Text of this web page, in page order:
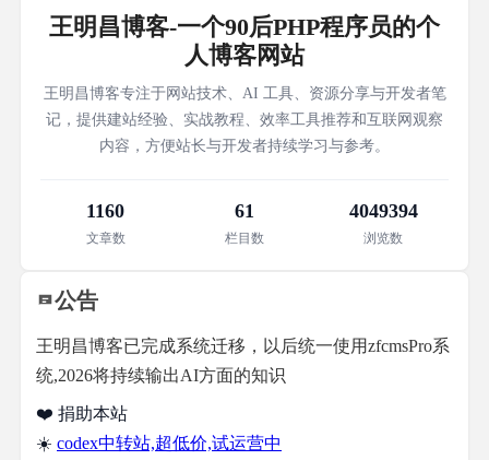
王明昌博客-一个90后PHP程序员的个
人博客网站
王明昌博客专注于网站技术、AI 工具、资源分享与开发者笔
记，提供建站经验、实战教程、效率工具推荐和互联网观察
内容，方便站长与开发者持续学习与参考。
1160
文章数
61
栏目数
4049394
浏览数
公告
王明昌博客已完成系统迁移，以后统一使用zfcmsPro系
统,2026将持续输出AI方面的知识
❤️ 捐助本站
☀️ codex中转站,超低价,试运营中